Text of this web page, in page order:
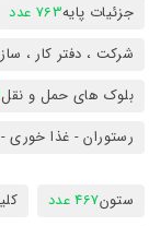
جزئیات پایه763 عدد
شرکت ، دفتر کار ،
بلوک های حمل و نقل
رستوران - غذا خوری
ستون467 عدد